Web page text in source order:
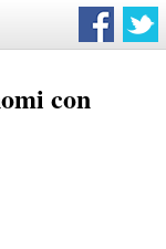
con